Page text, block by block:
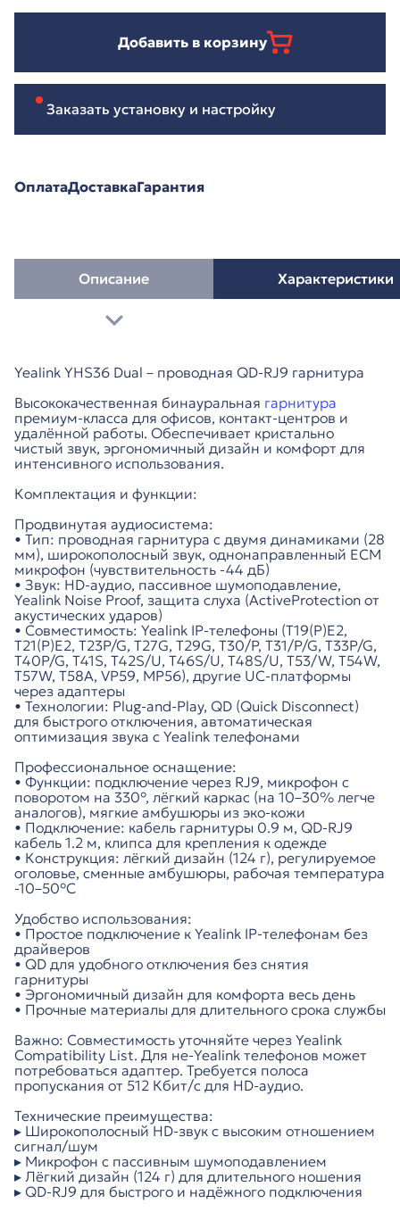
Добавить в корзину
Заказать установку и настройку
ОплатаДоставкаГарантия
Описание Характеристики
Yealink YHS36 Dual – проводная QD-RJ9 гарнитура
Высококачественная бинауральная гарнитура
премиум-класса для офисов, контакт-центров и
удалённой работы. Обеспечивает кристально
чистый звук, эргономичный дизайн и комфорт для
интенсивного использования.
Комплектация и функции:
Продвинутая аудиосистема:
• Тип: проводная гарнитура с двумя динамиками (28
мм), широкополосный звук, однонаправленный ECM
микрофон (чувствительность -44 дБ)
• Звук: HD-аудио, пассивное шумоподавление,
Yealink Noise Proof, защита слуха (ActiveProtection от
акустических ударов)
• Совместимость: Yealink IP-телефоны (T19(P)E2,
T21(P)E2, T23P/G, T27G, T29G, T30/P, T31/P/G, T33P/G,
T40P/G, T41S, T42S/U, T46S/U, T48S/U, T53/W, T54W,
T57W, T58A, VP59, MP56), другие UC-платформы
через адаптеры
• Технологии: Plug-and-Play, QD (Quick Disconnect)
для быстрого отключения, автоматическая
оптимизация звука с Yealink телефонами
Профессиональное оснащение:
• Функции: подключение через RJ9, микрофон с
поворотом на 330°, лёгкий каркас (на 10–30% легче
аналогов), мягкие амбушюры из эко-кожи
• Подключение: кабель гарнитуры 0.9 м, QD-RJ9
кабель 1.2 м, клипса для крепления к одежде
• Конструкция: лёгкий дизайн (124 г), регулируемое
оголовье, сменные амбушюры, рабочая температура
-10–50°C
Удобство использования:
• Простое подключение к Yealink IP-телефонам без
драйверов
• QD для удобного отключения без снятия
гарнитуры
• Эргономичный дизайн для комфорта весь день
• Прочные материалы для длительного срока службы
Важно: Совместимость уточняйте через Yealink
Compatibility List. Для не-Yealink телефонов может
потребоваться адаптер. Требуется полоса
пропускания от 512 Кбит/с для HD-аудио.
Технические преимущества:
▸ Широкополосный HD-звук с высоким отношением
сигнал/шум
▸ Микрофон с пассивным шумоподавлением
▸ Лёгкий дизайн (124 г) для длительного ношения
▸ QD-RJ9 для быстрого и надёжного подключения